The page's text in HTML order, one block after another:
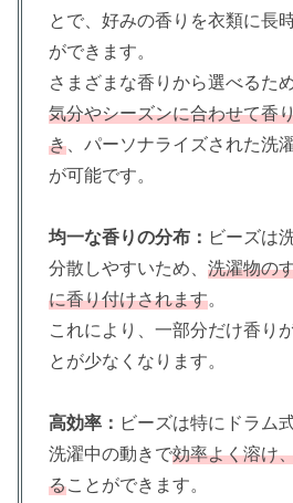
とで、好みの香りを衣類に長
ができます。
さまざまな香りから選べるた
気分やシーズンに合わせて香
き、パーソナライズされた洗
が可能です。
均一な香りの分布： ビーズは
分散しやすいため、 洗濯物の
に香り付けされます。
これにより、一部分だけ香り
とが少なくなります。
高効率： ビーズは特にドラム
洗濯中の動きで効率よく溶け
ることができます。